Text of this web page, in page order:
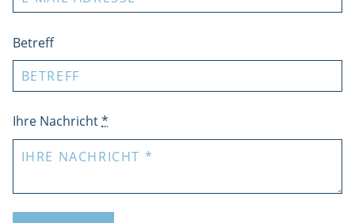
Betreff
Ihre Nachricht*